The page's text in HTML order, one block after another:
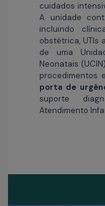
cuidados
A unidade
incluindo
obstétrica, UTIs
de uma
Neonatais
procedimentos
porta de
suporte
Atendimento